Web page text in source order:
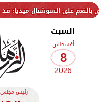
ميديا: قد يجرح مشاعر
السبت
أغسطس
8
2026
رئيس مجلس